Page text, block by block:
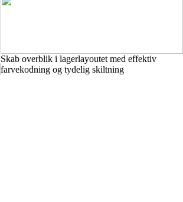
Skab overblik i lagerlayoutet med effektiv
farvekodning og tydelig skiltning